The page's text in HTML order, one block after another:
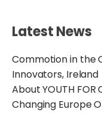
Latest News
Commotion in the
Innovators, Ireland
About YOUTH FOR
Changing Europe